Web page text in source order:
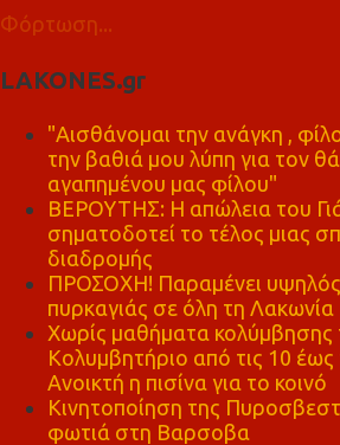
Φόρτωση...
LAKONES.gr
"Αισθάνομαι την ανάγκη ,
την βαθιά μου λύπη για τον
αγαπημένου μας φίλου"
ΒΕΡΟΥΤΗΣ: Η απώλεια του
σηματοδοτεί το τέλος μιας
διαδρομής
ΠΡΟΣΟΧΗ! Παραμένει υψηλός
πυρκαγιάς σε όλη τη Λακωνία
Χωρίς μαθήματα κολύμβησης
Κολυμβητήριο από τις 10
Ανοικτή η πισίνα για το κοινό
Κινητοποίηση της
φωτιά στη Βαρσοβα